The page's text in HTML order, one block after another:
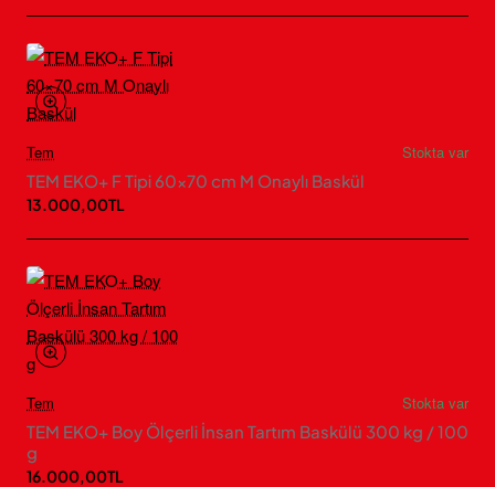
Tem
Stokta var
TEM EKO+ F Tipi 60×70 cm M Onaylı Baskül
13.000,00TL
Tem
Stokta var
TEM EKO+ Boy Ölçerli İnsan Tartım Baskülü 300 kg / 100
g
16.000,00TL